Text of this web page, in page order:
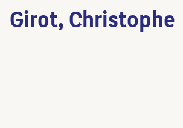
Girot, Christophe